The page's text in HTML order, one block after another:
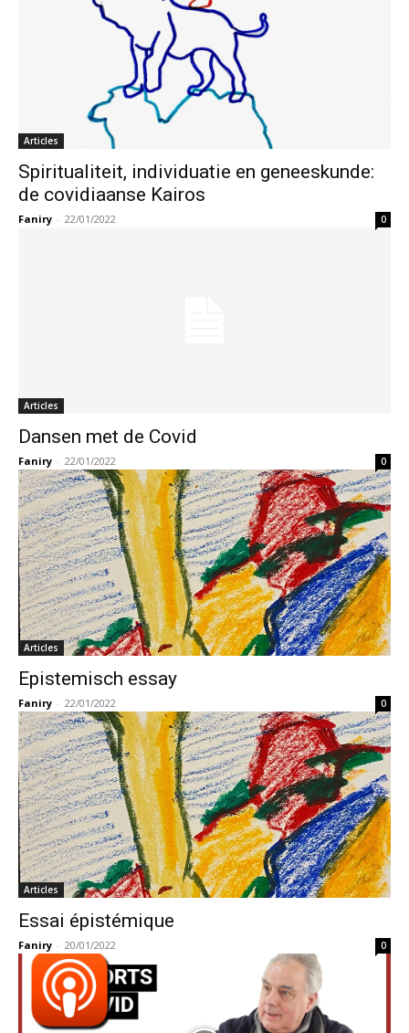
Articles
Spiritualiteit, individuatie en geneeskunde:
de covidiaanse Kairos
Faniry - 22/01/2022 0
Articles
Dansen met de Covid
Faniry - 22/01/2022 0
Articles
Epistemisch essay
Faniry - 22/01/2022 0
Articles
Essai épistémique
Faniry - 20/01/2022 0